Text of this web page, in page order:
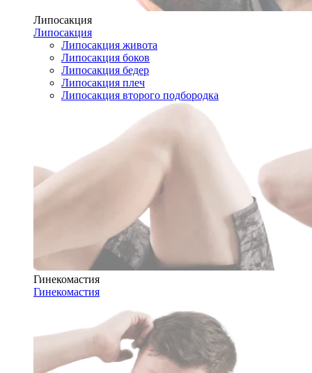
Липосакция
Липосакция
Липосакция живота
Липосакция боков
Липосакция бедер
Липосакция плеч
Липосакция второго подбородка
Гинекомастия
Гинекомастия